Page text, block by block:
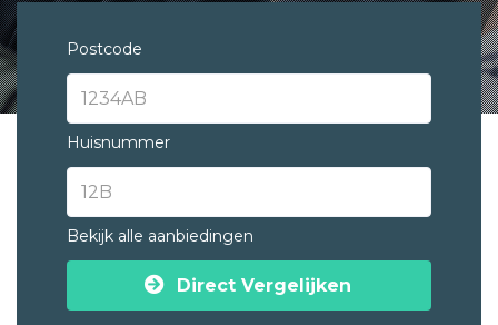
Postcode
Huisnummer
Bekijk alle aanbiedingen
Direct Vergelijken